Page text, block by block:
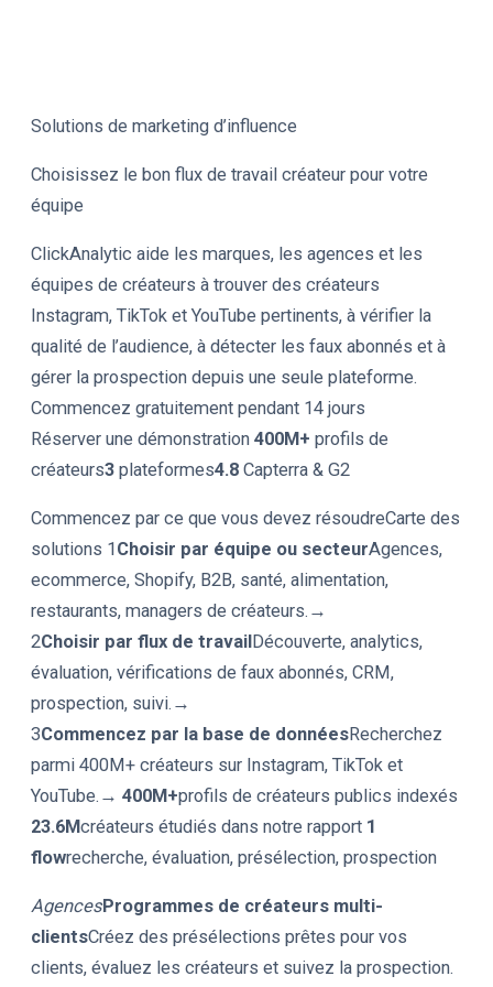
Solutions de marketing d’influence
Choisissez le bon flux de travail créateur pour votre
équipe
ClickAnalytic aide les marques, les agences et les
équipes de créateurs à trouver des créateurs
Instagram, TikTok et YouTube pertinents, à vérifier la
qualité de l’audience, à détecter les faux abonnés et à
gérer la prospection depuis une seule plateforme.
Commencez gratuitement pendant 14 jours
Réserver une démonstration 400M+ profils de
créateurs3 plateformes4.8 Capterra & G2
Commencez par ce que vous devez résoudreCarte des
solutions 1Choisir par équipe ou secteurAgences,
ecommerce, Shopify, B2B, santé, alimentation,
restaurants, managers de créateurs.→
2Choisir par flux de travailDécouverte, analytics,
évaluation, vérifications de faux abonnés, CRM,
prospection, suivi.→
3Commencez par la base de donnéesRecherchez
parmi 400M+ créateurs sur Instagram, TikTok et
YouTube.→ 400M+profils de créateurs publics indexés
23.6Mcréateurs étudiés dans notre rapport 1
flowrecherche, évaluation, présélection, prospection
AgencesProgrammes de créateurs multi-
clientsCréez des présélections prêtes pour vos
clients, évaluez les créateurs et suivez la prospection.